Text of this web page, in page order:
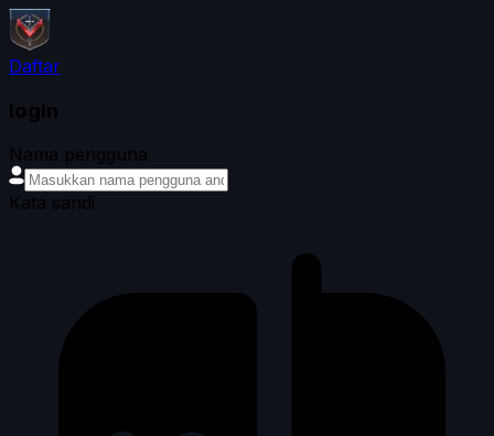
Daftar
login
Nama pengguna
Kata sandi